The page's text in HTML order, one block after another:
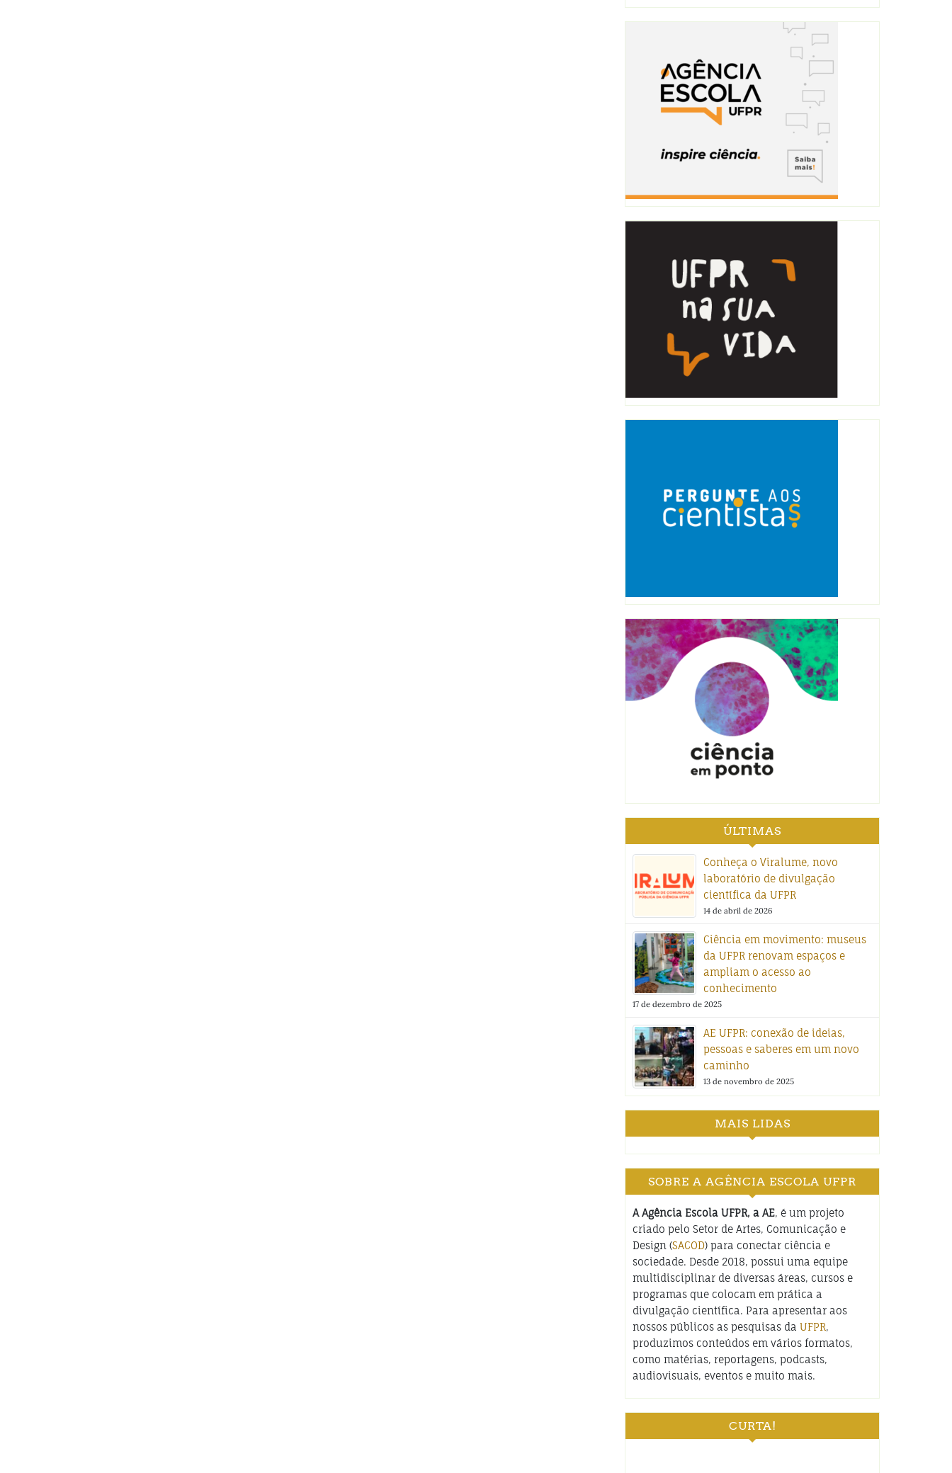
ÚLTIMAS
Conheça o Viralume, novo
laboratório de divulgação
científica da UFPR
14 de abril de 2026
Ciência em movimento: museus
da UFPR renovam espaços e
ampliam o acesso ao
conhecimento
17 de dezembro de 2025
AE UFPR: conexão de ideias,
pessoas e saberes em um novo
caminho
13 de novembro de 2025
MAIS LIDAS
SOBRE A AGÊNCIA ESCOLA UFPR
A Agência Escola UFPR, a AE, é um projeto
criado pelo Setor de Artes, Comunicação e
Design (SACOD) para conectar ciência e
sociedade. Desde 2018, possui uma equipe
multidisciplinar de diversas áreas, cursos e
programas que colocam em prática a
divulgação científica. Para apresentar aos
nossos públicos as pesquisas da UFPR,
produzimos conteúdos em vários formatos,
como matérias, reportagens, podcasts,
audiovisuais, eventos e muito mais.
CURTA!